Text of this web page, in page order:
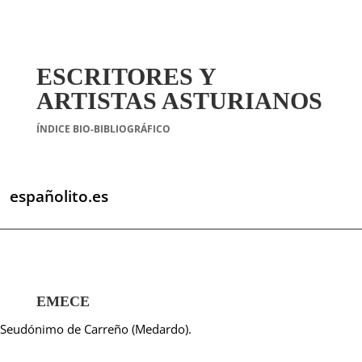
ESCRITORES Y
ARTISTAS ASTURIANOS
ÍNDICE BIO-BIBLIOGRÁFICO
españolito.es
EMECE
Seudónimo de Carreño (Medardo).